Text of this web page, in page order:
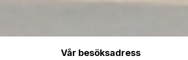
Vår besöksadress